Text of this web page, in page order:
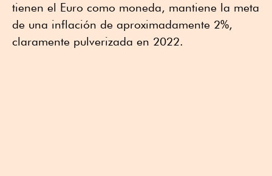
tienen el Euro como moneda, mantiene la meta
de una inflación de aproximadamente 2%,
claramente pulverizada en 2022.